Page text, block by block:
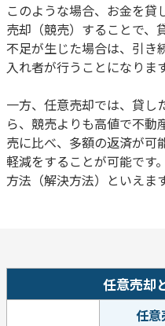
このような場合、お金を貸
売却（競売）することで、
不足が生じた場合は、引き
入れ者が行うことになります
一方、任意売却では、貸し
ら、競売よりも高値で不動
売に比べ、多額の返済が可
軽減をすることが可能です
方法（解決方法）といえます
任意売却
任意